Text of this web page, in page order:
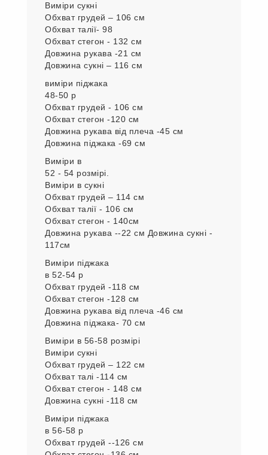
Виміри сукні
Обхват грудей – 106 см
Обхват талії- 98
Обхват стегон - 132 см
Довжина рукава -21 см
Довжина сукні – 116 см
виміри піджака
48-50 р
Обхват грудей - 106 см
Обхват стегон -120 см
Довжина рукава від плеча -45 см
Довжина піджака -69 см
Виміри в
52 - 54 розмірі.
Виміри в сукні
Обхват грудей – 114 см
Обхват талії - 106 см
Обхват стегон - 140см
Довжина рукава --22 см Довжина сукні -
117см
Виміри піджака
в 52-54 р
Обхват грудей -118 см
Обхват стегон -128 см
Довжина рукава від плеча -46 см
Довжина піджака- 70 см
Виміри в 56-58 розмірі
Виміри сукні
Обхват грудей – 122 см
Обхват талі -114 см
Обхват стегон - 148 см
Довжина сукні -118 см
Виміри піджака
в 56-58 р
Обхват грудей --126 см